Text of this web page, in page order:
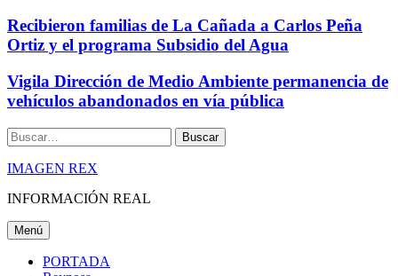
Recibieron familias de La Cañada a Carlos Peña
Ortiz y el programa Subsidio del Agua
Vigila Dirección de Medio Ambiente permanencia de
vehículos abandonados en vía pública
Buscar
IMAGEN REX
INFORMACIÓN REAL
Menú
PORTADA